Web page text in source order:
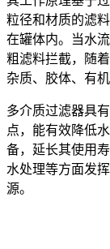
粒径和材质的滤
在罐体内。当水
粗滤料拦截，随
杂质、胶体、有
多介质过滤器具
点，能有效降低
备，延长其使用
水处理等方面发
源。